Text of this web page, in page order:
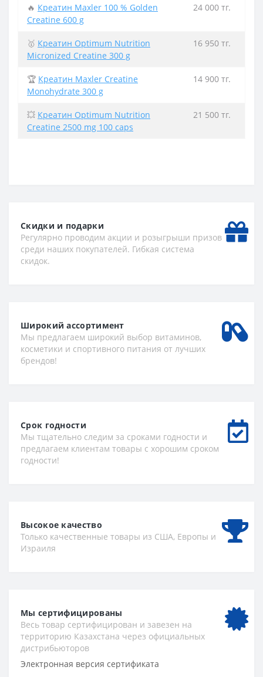
🔥 Креатин Maxler 100 % Golden
Creatine 600 g
24 000 тг.
🥇 Креатин Optimum Nutrition
Micronized Creatine 300 g
16 950 тг.
🏆 Креатин Maxler Creatine
Monohydrate 300 g
14 900 тг.
💥 Креатин Optimum Nutrition
Creatine 2500 mg 100 caps
21 500 тг.
Скидки и подарки
Регулярно проводим акции и розыгрыши призов
среди наших покупателей. Гибкая система
скидок.
Широкий ассортимент
Мы предлагаем широкий выбор витаминов,
косметики и спортивного питания от лучших
брендов!
Срок годности
Мы тщательно следим за сроками годности и
предлагаем клиентам товары с хорошим сроком
годности!
Высокое качество
Только качественные товары из США, Европы и
Израиля
Мы сертифицированы
Весь товар сертифицирован и завезен на
территорию Казахстана через официальных
дистрибьюторов
Электронная версия сертификата